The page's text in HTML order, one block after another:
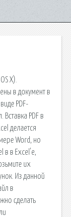
X).
в документ в
PDF-
PDF в
делается
Word, но
в в Excel'e,
их
Из данной
в
сделать